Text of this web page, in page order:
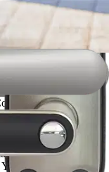
kohdistuvista
painike on
oven avauksen
hyppiviä
kulkukoodin tai
Näin koiran
kun sille on tarvetta.
Wi-Fi Bridge -
kestämään
Yale Doorman L3
Home -